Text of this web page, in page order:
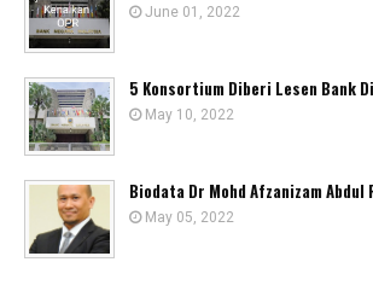
June 01, 2022
5 Konsortium Diberi Lesen Bank
May 10, 2022
Biodata Dr Mohd Afzanizam Abdul
May 05, 2022